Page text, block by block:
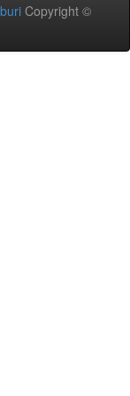
Copyright ©